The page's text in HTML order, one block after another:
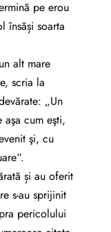
pe erou
însăși soarta
alt mare
scria la
„Un
aşa cum eşti,
şi, cu
și au oferit
s-au sprijinit
pericolului